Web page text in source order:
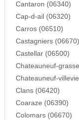
Cantaron (06340)
Cap-d-ail (06320)
Carros (06510)
Castagniers (06670)
Castellar (06500)
Chateauneuf-
Chateauneuf-
Clans (06420)
Coaraze (06390)
Colomars (06670)